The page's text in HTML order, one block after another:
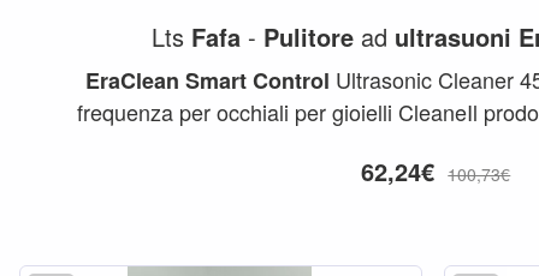
Lts Fafa - Pulitore ad ultrasuoni
EraClean Smart Control Ultrasonic Cleaner
frequenza per occhiali per gioielli CleaneIl
62,24€ 100,73€